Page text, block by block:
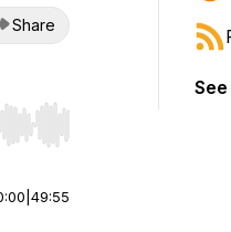
Share
end. Hold shift to jump
49:55